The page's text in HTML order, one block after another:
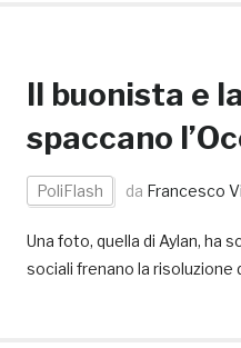
Il buonista e
spaccano
PoliFlash da Francesco
Una foto, quella di Aylan, ha
sociali frenano la risoluzione